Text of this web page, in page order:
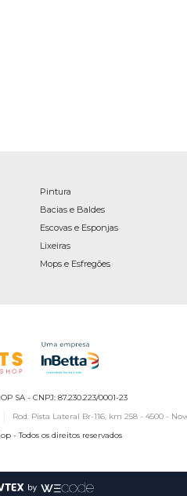
Pintura
Bacias e Baldes
Escovas e Esponjas
Lixeiras
Mops e Esfregões
SA - CNPJ: 87.230.223/0001-23
Rod. Pista Lateral Br-116, km 258 - 4500 -
- Todos os direitos reservados